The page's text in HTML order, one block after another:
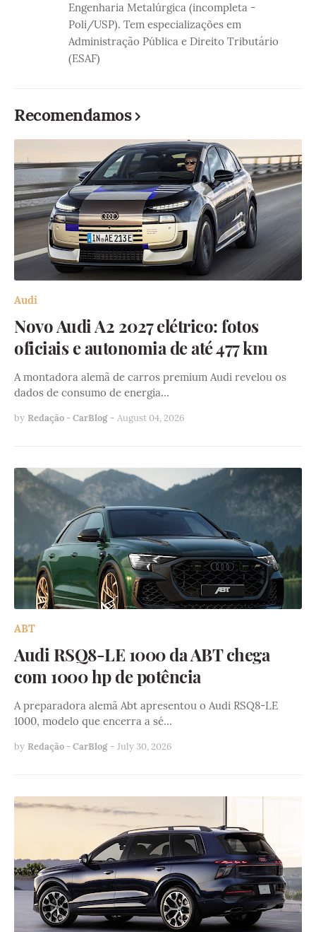
Engenharia Metalúrgica (incompleta -
Poli/USP). Tem especializações em
Administração Pública e Direito Tributário
(ESAF)
Recomendamos
Audi
Novo Audi A2 2027 elétrico: fotos
oficiais e autonomia de até 477 km
A montadora alemã de carros premium Audi revelou os
dados de consumo de energia…
by Redação - CarBlog - August 04, 2026
ABT
Audi RSQ8-LE 1000 da ABT chega
com 1000 hp de potência
A preparadora alemã Abt apresentou o Audi RSQ8-LE
1000, modelo que encerra a sé…
by Redação - CarBlog - July 30, 2026